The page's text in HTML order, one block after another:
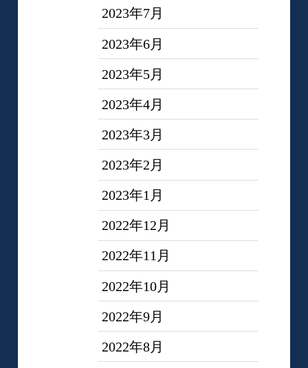
2023年7月
2023年6月
2023年5月
2023年4月
2023年3月
2023年2月
2023年1月
2022年12月
2022年11月
2022年10月
2022年9月
2022年8月